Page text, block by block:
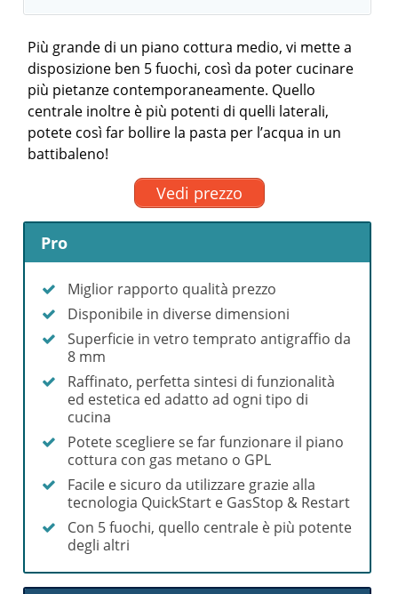
Più grande di un piano cottura medio, vi mette a
disposizione ben 5 fuochi, così da poter cucinare
più pietanze contemporaneamente. Quello
centrale inoltre è più potenti di quelli laterali,
potete così far bollire la pasta per l’acqua in un
battibaleno!
Vedi prezzo
Pro
Miglior rapporto qualità prezzo
Disponibile in diverse dimensioni
Superficie in vetro temprato antigraffio da
8 mm
Raffinato, perfetta sintesi di funzionalità
ed estetica ed adatto ad ogni tipo di
cucina
Potete scegliere se far funzionare il piano
cottura con gas metano o GPL
Facile e sicuro da utilizzare grazie alla
tecnologia QuickStart e GasStop & Restart
Con 5 fuochi, quello centrale è più potente
degli altri